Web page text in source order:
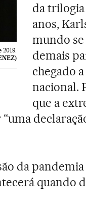
da
anos,
mundo
demais
chegado
nacional.
que a
da
quando